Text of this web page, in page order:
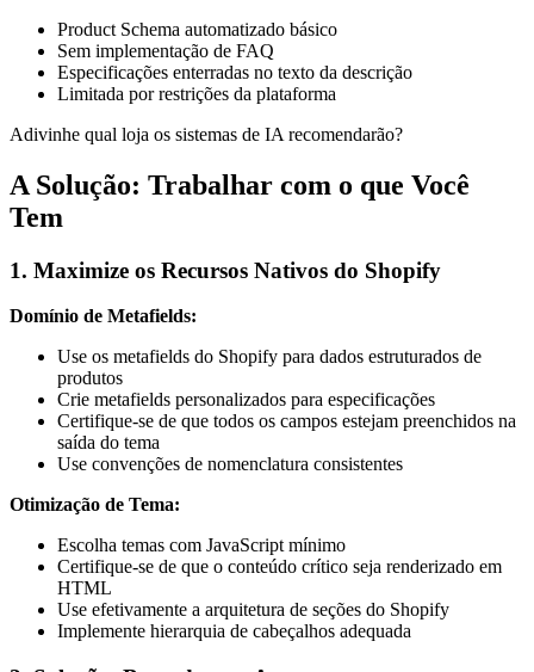
Product Schema automatizado básico
Sem implementação de FAQ
Especificações enterradas no texto da descrição
Limitada por restrições da plataforma
Adivinhe qual loja os sistemas de IA recomendarão?
A Solução: Trabalhar com o que Você
Tem
1. Maximize os Recursos Nativos do Shopify
Domínio de Metafields:
Use os metafields do Shopify para dados estruturados de
produtos
Crie metafields personalizados para especificações
Certifique-se de que todos os campos estejam preenchidos na
saída do tema
Use convenções de nomenclatura consistentes
Otimização de Tema:
Escolha temas com JavaScript mínimo
Certifique-se de que o conteúdo crítico seja renderizado em
HTML
Use efetivamente a arquitetura de seções do Shopify
Implemente hierarquia de cabeçalhos adequada